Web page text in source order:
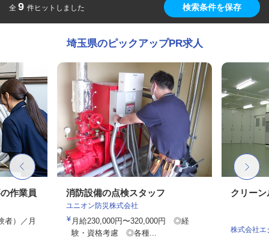
全 9 件ヒットしました 検索条件を保存
埼玉県のピックアップPR求人
作業員
者）／月
消防設備の点検スタッフ
ユニオン防災株式会社
月給230,000円〜320,000円 ◎経
験・資格考慮 ◎各種...
クリー
株式会社エ